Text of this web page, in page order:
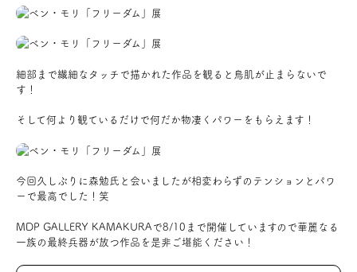
資料請求
お電話
さいたまスタジオ
細部まで繊細なタッチで描かれた作品を観ると鳥肌が止まらないで
す！
そして何より観ているだけで何だか物凄くパワーをもらえます！
今回久しぶりに森勉氏と会いましたが相変わらずのテンションとパワ
ーで最高でした！笑
MDP GALLERY KAMAKURAで8/10まで開催していますので華麗なる
一族の最終兵器が放つ作品を是非ご堪能ください！